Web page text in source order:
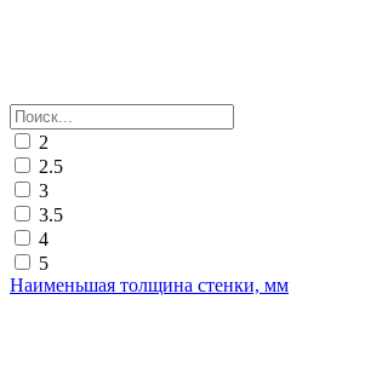
2
2.5
3
3.5
4
5
Наименьшая толщина стенки, мм